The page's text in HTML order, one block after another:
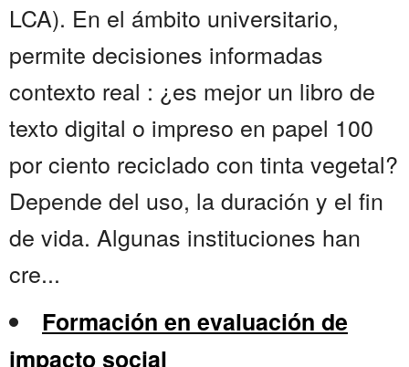
LCA). En el ámbito universitario,
permite decisiones informadas
contexto real : ¿es mejor un libro de
texto digital o impreso en papel 100
por ciento reciclado con tinta vegetal?
Depende del uso, la duración y el fin
de vida. Algunas instituciones han
cre...
Formación en evaluación de
impacto social